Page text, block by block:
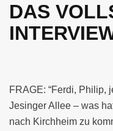
DAS
FRAGE: “Ferdi, Philip,
Jesinger Allee – was
nach Kirchheim zu